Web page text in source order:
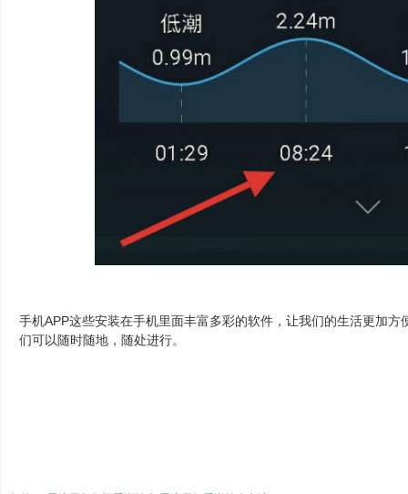
手机APP这些安装在手机里面丰富多彩的软件，让我们的生活更加
们可以随时随地，随处进行。